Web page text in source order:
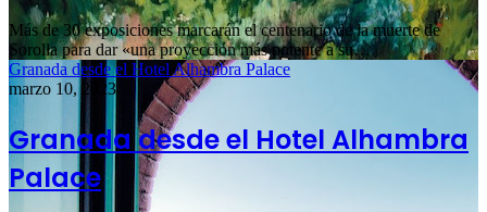
Más de 30 exposiciones marcarán el centenario de la muerte de
Sorolla para dar «una proyección más potente a su…
Granada desde el Hotel Alhambra Palace
marzo 10, 2023
Granada desde el Hotel Alhambra
Palace